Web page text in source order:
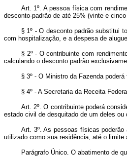
Art. 1º. A pessoa física com
desconto-padrão de até 25% (vinte e
§ 1º - O desconto padrão substitui
com hospitalização, e a despesa de
§ 2º - O contribuinte com
calculando o desconto padrão
§ 3º - O Ministro da Fazenda
§ 4º - A Secretaria da Receita
Art. 2º. O contribuinte poderá
estado civil de desquitado de um deles
Art. 3º. As pessoas físicas poderão
utilizado como sua residência, até o
Parágrafo Único. O abatimento de